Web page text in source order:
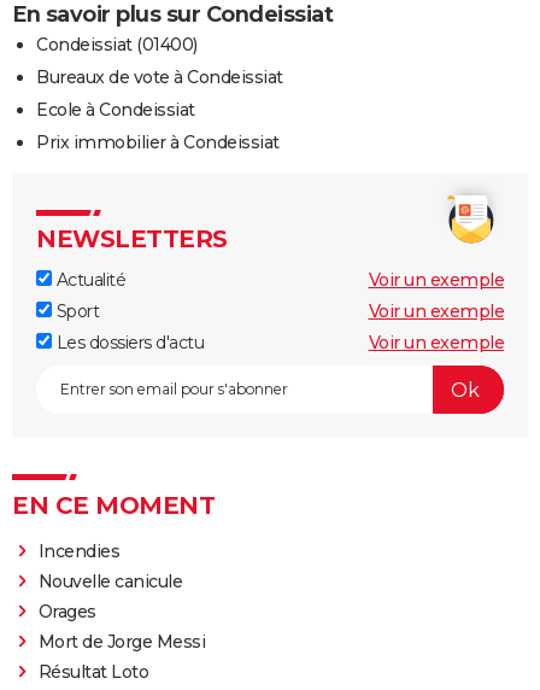
En savoir plus sur Condeissiat
Condeissiat (01400)
Bureaux de vote à Condeissiat
Ecole à Condeissiat
Prix immobilier à Condeissiat
NEWSLETTERS
Actualité
Voir un exemple
Sport
Voir un exemple
Les dossiers d'actu
Voir un exemple
EN CE MOMENT
Incendies
Nouvelle canicule
Orages
Mort de Jorge Messi
Résultat Loto